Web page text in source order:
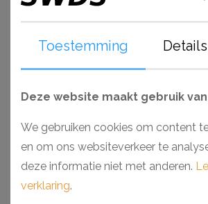
wanneer deze zijn afgewerkt, toe te
gemakkelijk af met de lijmen van
Waarom kiezen voor een Axxent
wandlijst?
- Makkelijk verwerkbaar
Toestemming Details
Deze website maakt gebruik
We gebruiken cookies om content
en om ons websiteverkeer te
deze informatie niet met anderen.
verklaring.